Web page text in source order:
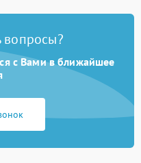
вопросы?
с Вами в ближайшее